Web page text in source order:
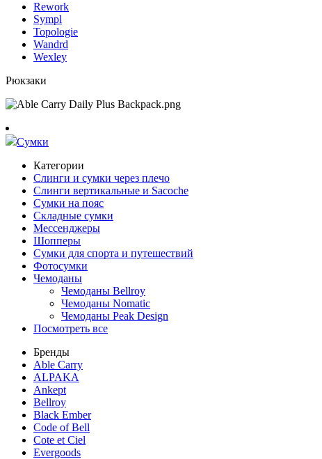
Rework
Sympl
Topologie
Wandrd
Wexley
Рюкзаки
Сумки
Категории
Слинги и сумки через плечо
Слинги вертикальные и Sacoche
Сумки на пояс
Складные сумки
Мессенджеры
Шопперы
Сумки для спорта и путешествий
Фотосумки
Чемоданы
Чемоданы Bellroy
Чемоданы Nomatic
Чемоданы Peak Design
Посмотреть все
Бренды
Able Carry
ALPAKA
Ankept
Bellroy
Black Ember
Code of Bell
Cote et Ciel
Evergoods